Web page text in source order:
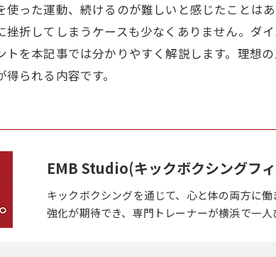
使った運動、続けるのが難しいと感じたことは
挫折してしまうケースも少なくありません。ダ
トを本記事では分かりやすく解説します。理想
られる内容です。
EMB Studio(キックボクシングフ
キックボクシングを通じて、心と体の両方に
強化が期待でき、専門トレーナーが横浜で一人